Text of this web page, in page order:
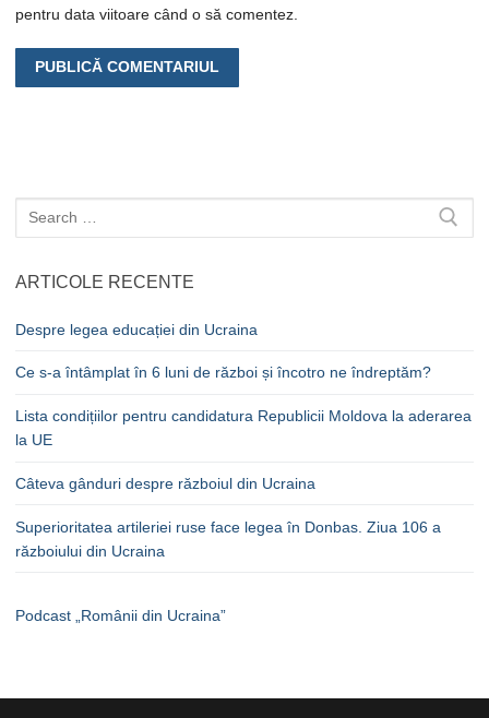
pentru data viitoare când o să comentez.
Caută
după:
ARTICOLE RECENTE
Despre legea educației din Ucraina
Ce s-a întâmplat în 6 luni de război și încotro ne îndreptăm?
Lista condițiilor pentru candidatura Republicii Moldova la aderarea
la UE
Câteva gânduri despre războiul din Ucraina
Superioritatea artileriei ruse face legea în Donbas. Ziua 106 a
războiului din Ucraina
Podcast „Românii din Ucraina”